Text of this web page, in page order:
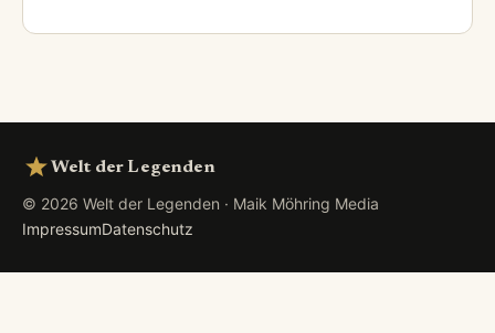
Welt der Legenden
© 2026 Welt der Legenden · Maik Möhring Media
ImpressumDatenschutz